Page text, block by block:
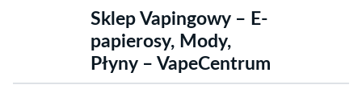
Sklep Vapingowy – E-
papierosy, Mody,
Płyny – VapeCentrum